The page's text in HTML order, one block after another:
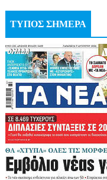
ΤΥΠΟΣ ΣΗΜΕΡΑ